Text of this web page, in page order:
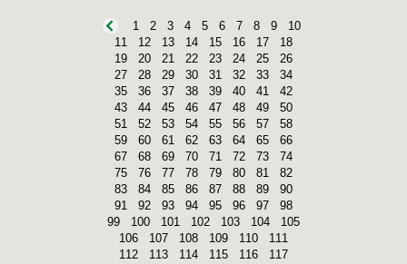
1 2 3 4 5 6 7 8 9
10
11
12 13 14 15 16 17
18
19
20 21 22 23 24 25
26
27
28 29 30 31 32 33
34
35
36 37 38 39 40 41
42
43
44 45 46 47 48 49
50
51
52 53 54 55 56 57
58
59
60 61 62 63 64 65
66
67
68 69 70 71 72 73
74
75
76 77 78 79 80 81
82
83
84 85 86 87 88 89
90
91
92 93 94 95 96 97
98
99
100 101 102 103 104
105
106
107 108 109 110
111
112
113 114 115 116
117